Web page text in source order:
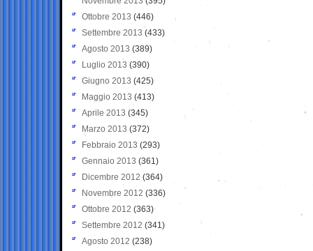
Ottobre 2013 (446)
Settembre 2013 (433)
Agosto 2013 (389)
Luglio 2013 (390)
Giugno 2013 (425)
Maggio 2013 (413)
Aprile 2013 (345)
Marzo 2013 (372)
Febbraio 2013 (293)
Gennaio 2013 (361)
Dicembre 2012 (364)
Novembre 2012 (336)
Ottobre 2012 (363)
Settembre 2012 (341)
Agosto 2012 (238)